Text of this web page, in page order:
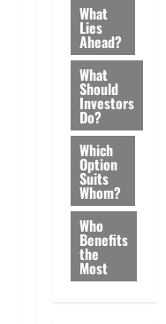
What
Lies
Ahead?
What
Should
Investors
Do?
Which
Option
Suits
Whom?
Who
Benefits
the
Most